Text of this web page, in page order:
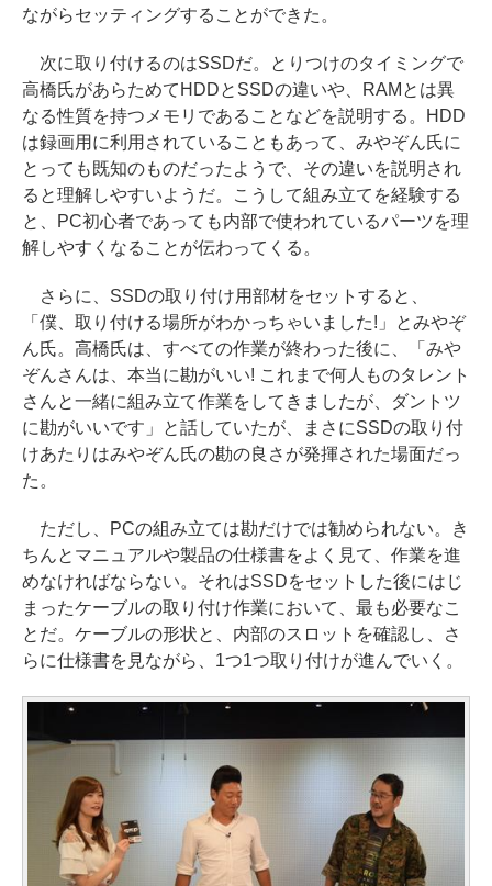
ながらセッティングすることができた。
次に取り付けるのはSSDだ。とりつけのタイミングで
高橋氏があらためてHDDとSSDの違いや、RAMとは異
なる性質を持つメモリであることなどを説明する。HDD
は録画用に利用されていることもあって、みやぞん氏に
とっても既知のものだったようで、その違いを説明され
ると理解しやすいようだ。こうして組み立てを経験する
と、PC初心者であっても内部で使われているパーツを理
解しやすくなることが伝わってくる。
さらに、SSDの取り付け用部材をセットすると、
「僕、取り付ける場所がわかっちゃいました!」とみやぞ
ん氏。高橋氏は、すべての作業が終わった後に、「みや
ぞんさんは、本当に勘がいい! これまで何人ものタレント
さんと一緒に組み立て作業をしてきましたが、ダントツ
に勘がいいです」と話していたが、まさにSSDの取り付
けあたりはみやぞん氏の勘の良さが発揮された場面だっ
た。
ただし、PCの組み立ては勘だけでは勧められない。き
ちんとマニュアルや製品の仕様書をよく見て、作業を進
めなければならない。それはSSDをセットした後にはじ
まったケーブルの取り付け作業において、最も必要なこ
とだ。ケーブルの形状と、内部のスロットを確認し、さ
らに仕様書を見ながら、1つ1つ取り付けが進んでいく。